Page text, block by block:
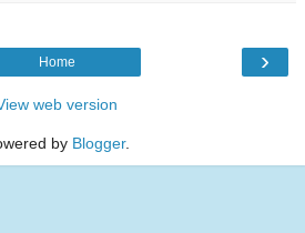
›
Home
web version
by Blogger.